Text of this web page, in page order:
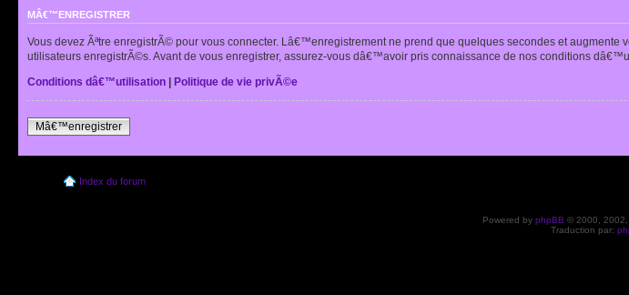
MÂ€™ENREGISTRER
Vous devez Ãªtre enregistrÃ© pour vous connecter. Lâ€™enregistrement ne prend que quelques secondes et
utilisateurs enregistrÃ©s. Avant de vous enregistrer, assurez-vous dâ€™avoir pris connaissance de nos conditions
Conditions dâ€™utilisation
Politique de vie privÃ©e
Mâ€™enregistrer
Index du forum
Powered by phpBB © 2000,
Traduction par: